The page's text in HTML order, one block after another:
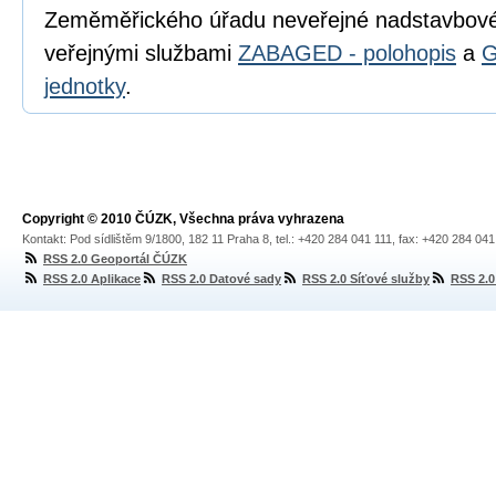
Zeměměřického úřadu neveřejné
veřejnými službami ZABAGED - polohopis a
jednotky.
Copyright © 2010 ČÚZK, Všechna práva vyhrazena
Kontakt: Pod sídlištěm 9/1800, 182 11 Praha 8, tel.: +420 284 041 111, fax: +420 284
RSS 2.0 Geoportál ČÚZK
RSS 2.0 Aplikace
RSS 2.0 Datové sady RSS 2.0 Síťové služby RSS